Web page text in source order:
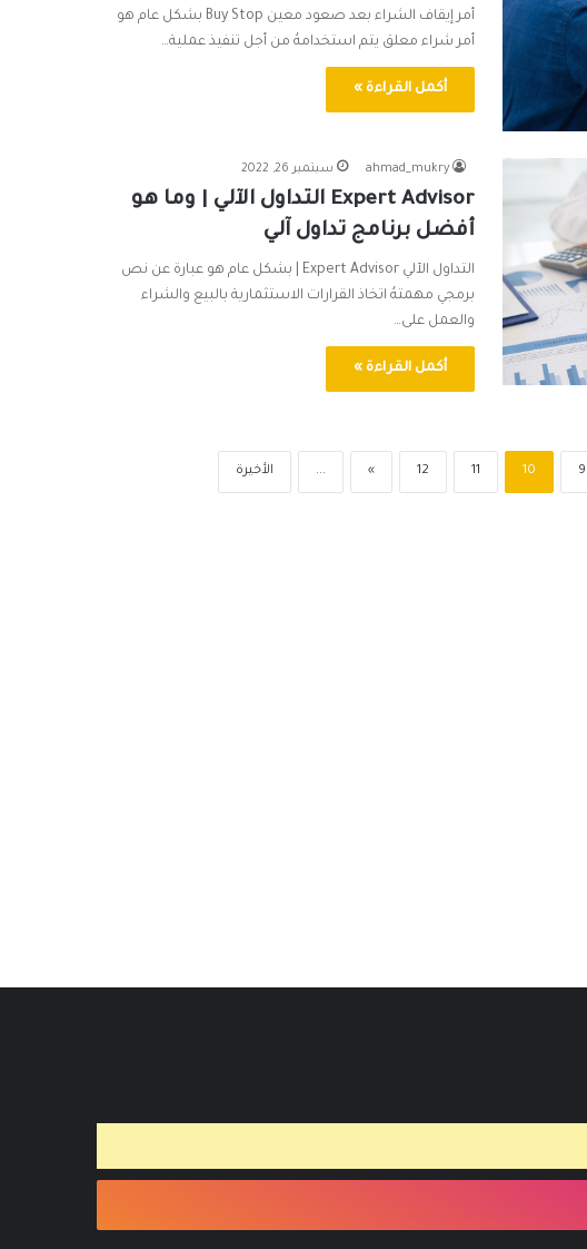
أمر إيقاف الشراء بعد صعود معين Buy Stop بشكل عام هو
أمر شراء معلق يتم استخدامهُ من أجل تنفيذ عملية…
أكمل القراءة »
ahmad_mukry سبتمبر 26, 2022
Expert Advisor التداول الآلي | وما هو
أفضل برنامج تداول آلي
التداول الآلي Expert Advisor | بشكل عام هو عبارة عن نص
برمجي مهمتهُ اتخاذ القرارات الاستثمارية بالبيع والشراء
والعمل على…
أكمل القراءة »
9
10
11
12
»
... الأخيرة